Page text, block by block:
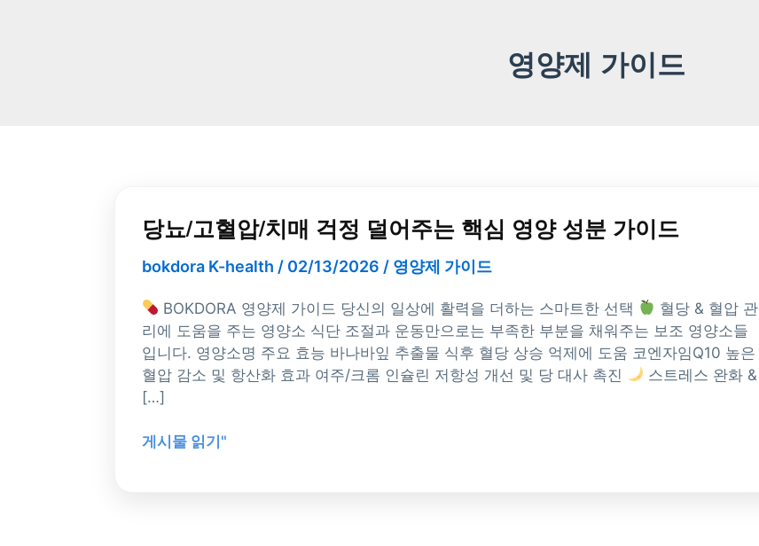
영양제 가이드
당뇨/고혈압/치매 걱정 덜어주는 핵심 영양 성분 가이드
bokdora K-health / 02/13/2026 / 영양제 가이드
BOKDORA 영양제 가이드 당신의 일상에 활력을 더하는 스마트한 선택
혈당 & 혈압 관
리에 도움을 주는 영양소 식단 조절과 운동만으로는 부족한 부분을 채워주는 보조 영양소들
입니다. 영양소명 주요 효능 바나바잎 추출물 식후 혈당 상승 억제에 도움 코엔자임Q10 높은
혈압 감소 및 항산화 효과 여주/크롬 인슐린 저항성 개선 및 당 대사 촉진
스트레스 완화 &
[…]
뇨/
고
혈
치
매
걱
정
덜
주
게시물 읽기"